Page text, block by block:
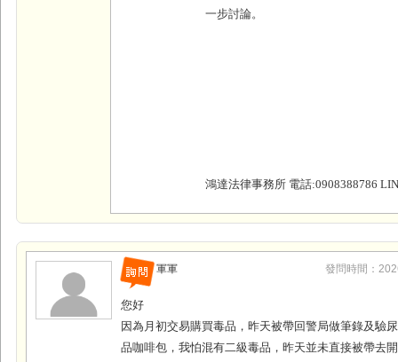
一步討論。
鴻達法律事務所 電話:0908388786
軍軍 發問時間：
您好
因為月初交易購買毒品，昨天被帶回警局做筆錄及驗
品咖啡包，我怕混有二級毒品，昨天並未直接被帶去